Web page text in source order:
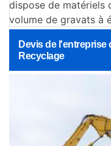
dispose de matériels
volume de gravats à
Devis de l'entreprise
Recyclage